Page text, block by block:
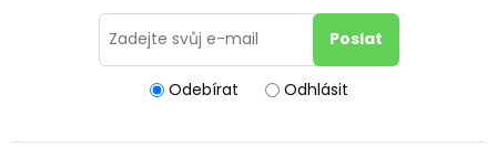
Odebírat Odhlásit